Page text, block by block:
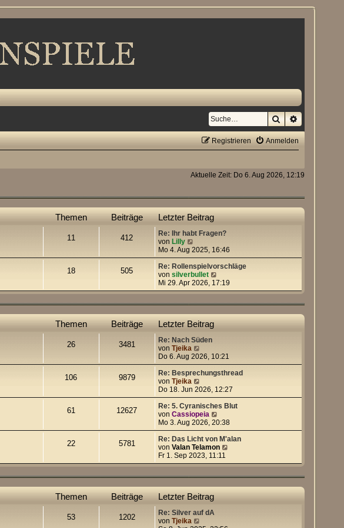
SucheErweiterte
Anmelden
Registrieren
Aktuelle Zeit: Do 6. Aug 2026, 12:19
Themen Beiträge Letzter Beitrag
11 412
Re: Ihr habt Fragen?
von Lilly
e
u
e
s
t
e
B
e
i
r
a
g
Mo 4. Aug 2025, 16:46
18 505
Re: Rollenspielvorschläge
von silverbullet
e
u
s
t
i
t
r
g
Mi 29. Apr 2026, 17:19
Themen Beiträge Letzter Beitrag
26 3481
Re: Nach Süden
von Tjeika
e
u
e
t
e
r
B
e
i
t
r
a
g
Do 6. Aug 2026, 10:21
106 9879
Re: Besprechungsthread
von Tjeika
e
u
e
s
t
e
r
B
e
i
r
a
g
Do 18. Jun 2026, 12:27
61 12627
Re: 5. Cyranisches Blut
von Cassiopeia
e
u
e
s
t
e
B
e
Mo 3. Aug 2026, 20:38
22 5781
Re: Das Licht von M'alan
von Valan Telamon
u
s
t
Fr 1. Sep 2023, 11:11
Themen Beiträge Letzter Beitrag
53 1202
Re: Silver auf dA
von Tjeika